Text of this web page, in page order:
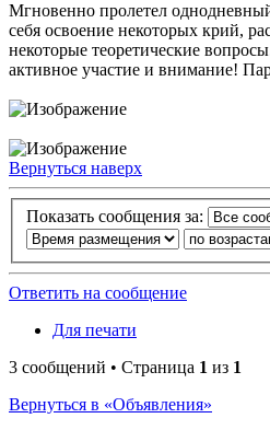
Мгновенно пролетел
себя освоение некоторых крий,
некоторые теоретические
активное участие и внимание!
Вернуться наверх
Показать сообщения за:
Ответить на сообщение
Для печати
3 сообщений • Страница 1 из 1
Вернуться в «Объявления»